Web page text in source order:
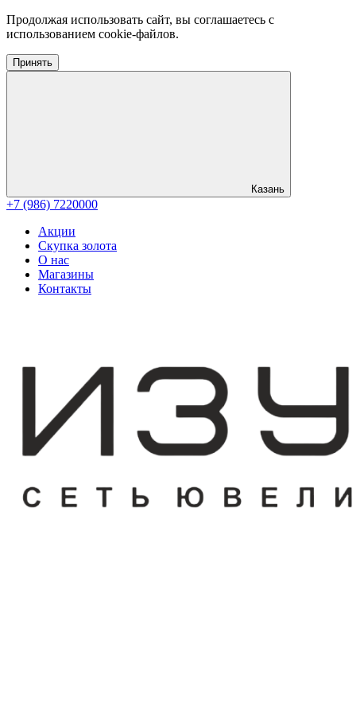
Продолжая использовать сайт, вы соглашаетесь с
использованием cookie-файлов.
Принять
Казань
+7 (986) 7220000
Акции
Скупка золота
О нас
Магазины
Контакты